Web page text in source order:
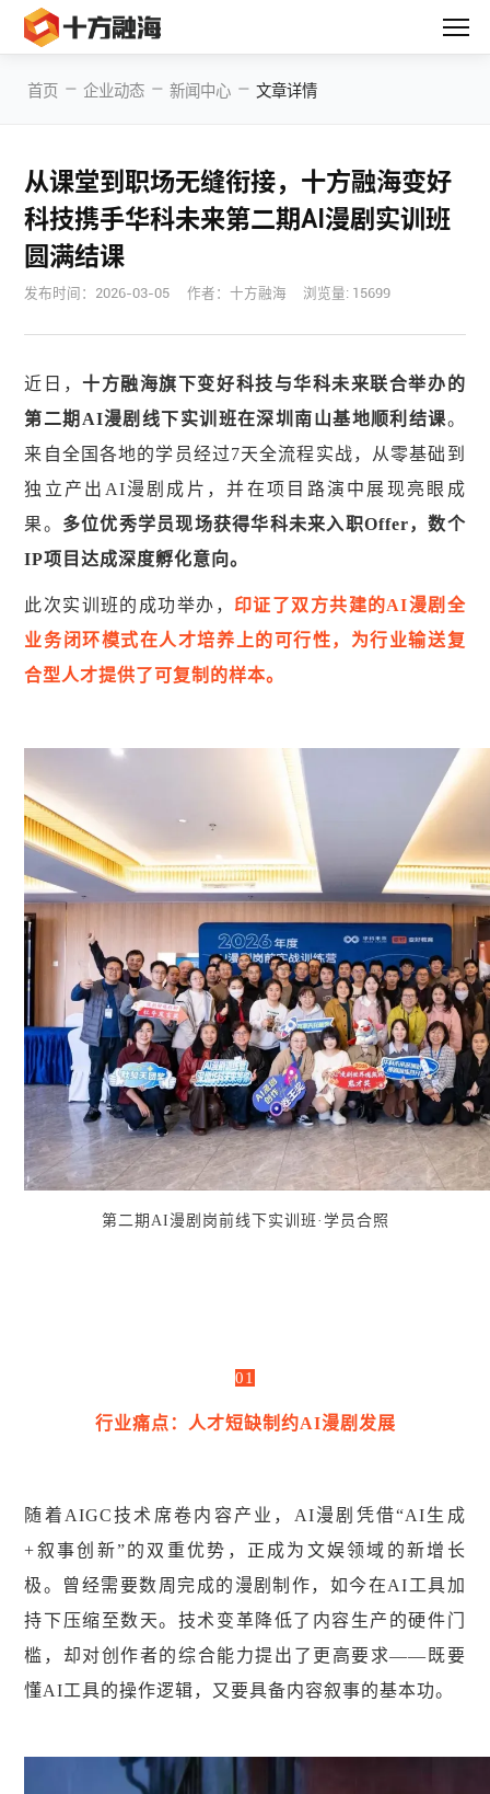
首页 — 企业动态 — 新闻中心 — 文章详情
从课堂到职场无缝衔接，十方融海变好
科技携手华科未来第二期AI漫剧实训班
圆满结课
发布时间： 2026-03-05 作者：十方融海 浏览量: 15699
近日，十方融海旗下变好科技与华科未来联合举办的
第二期AI漫剧线下实训班在深圳南山基地顺利结课。
来自全国各地的学员经过7天全流程实战，从零基础到
独立产出AI漫剧成片，并在项目路演中展现亮眼成
果。 多位优秀学员现场获得华科未来入职Offer，数个
IP项目达成深度孵化意向。
此次实训班的成功举办， 印证了双方共建的AI漫剧全
业务闭环模式在人才培养上的可行性，为行业输送复
合型人才提供了可复制的样本。
第二期AI漫剧岗前线下实训班·学员合照
01
行业痛点：人才短缺制约AI漫剧发展
随着AIGC技术席卷内容产业，AI漫剧凭借“AI生成
+叙事创新”的双重优势，正成为文娱领域的新增长
极。曾经需要数周完成的漫剧制作，如今在AI工具加
持下压缩至数天。技术变革降低了内容生产的硬件门
槛，却对创作者的综合能力提出了更高要求——既要
懂AI工具的操作逻辑，又要具备内容叙事的基本功。